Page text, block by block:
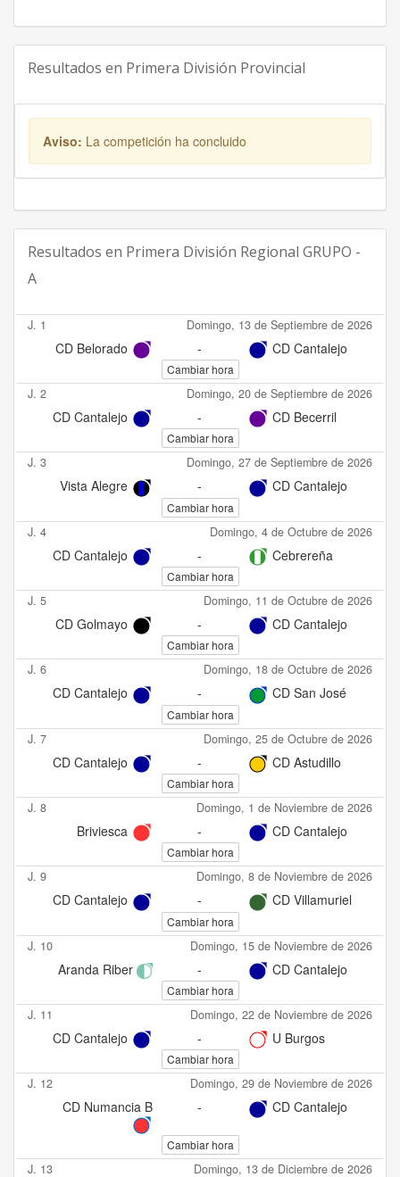
Resultados en Primera División Provincial
Aviso: La competición ha concluido
Resultados en Primera División Regional GRUPO -
A
J. 1 Domingo, 13 de Septiembre de 2026
CD Belorado - CD Cantalejo
Cambiar hora
J. 2 Domingo, 20 de Septiembre de 2026
CD Cantalejo - CD Becerril
Cambiar hora
J. 3 Domingo, 27 de Septiembre de 2026
Vista Alegre - CD Cantalejo
Cambiar hora
J. 4 Domingo, 4 de Octubre de 2026
CD Cantalejo - Cebrereña
Cambiar hora
J. 5 Domingo, 11 de Octubre de 2026
CD Golmayo - CD Cantalejo
Cambiar hora
J. 6 Domingo, 18 de Octubre de 2026
CD Cantalejo - CD San José
Cambiar hora
J. 7 Domingo, 25 de Octubre de 2026
CD Cantalejo - CD Astudillo
Cambiar hora
J. 8 Domingo, 1 de Noviembre de 2026
Briviesca - CD Cantalejo
Cambiar hora
J. 9 Domingo, 8 de Noviembre de 2026
CD Cantalejo - CD Villamuriel
Cambiar hora
J. 10 Domingo, 15 de Noviembre de 2026
Aranda Riber - CD Cantalejo
Cambiar hora
J. 11 Domingo, 22 de Noviembre de 2026
CD Cantalejo - U Burgos
Cambiar hora
J. 12 Domingo, 29 de Noviembre de 2026
CD Numancia B - CD Cantalejo
Cambiar hora
J. 13 Domingo, 13 de Diciembre de 2026